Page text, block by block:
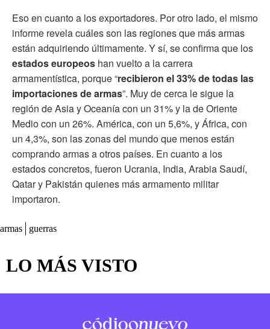
Eso en cuanto a los exportadores. Por otro lado, el mismo
informe revela cuáles son las regiones que más armas
están adquiriendo últimamente. Y sí, se confirma que los
estados europeos han vuelto a la carrera
armamentística, porque “recibieron el 33% de todas las
importaciones de armas”. Muy de cerca le sigue la
región de Asia y Oceanía con un 31% y la de Oriente
Medio con un 26%. América, con un 5,6%, y África, con
un 4,3%, son las zonas del mundo que menos están
comprando armas a otros países. En cuanto a los
estados concretos, fueron Ucrania, India, Arabia Saudí,
Qatar y Pakistán quienes más armamento militar
importaron.
armas guerras
LO MÁS VISTO